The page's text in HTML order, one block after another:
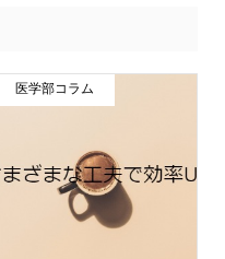
医学部コラム